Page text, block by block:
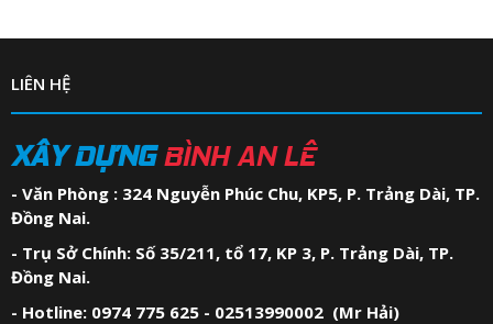
LIÊN HỆ
XÂY DỰNG BÌNH AN LÊ
- Văn Phòng : 324 Nguyễn Phúc Chu, KP5, P. Trảng Dài, TP.
Đồng Nai.
- Trụ Sở Chính: Số 35/211, tổ 17, KP 3, P. Trảng Dài, TP.
Đồng Nai.
- Hotline: 0974 775 625 - 02513990002 (Mr Hải)